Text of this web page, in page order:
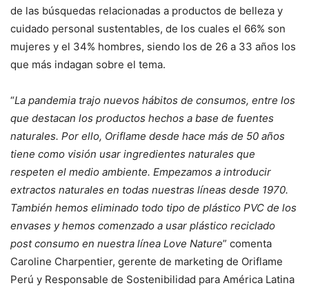
de las búsquedas relacionadas a productos de belleza y
cuidado personal sustentables, de los cuales el 66% son
mujeres y el 34% hombres, siendo los de 26 a 33 años los
que más indagan sobre el tema.
“La pandemia trajo nuevos hábitos de consumos, entre los
que destacan los productos hechos a base de fuentes
naturales. Por ello, Oriflame desde hace más de 50 años
tiene como visión usar ingredientes naturales que
respeten el medio ambiente. Empezamos a introducir
extractos naturales en todas nuestras líneas desde 1970.
También hemos eliminado todo tipo de plástico PVC de los
envases y hemos comenzado a usar plástico reciclado
post consumo en nuestra línea Love Nature” comenta
Caroline Charpentier, gerente de marketing de Oriflame
Perú y Responsable de Sostenibilidad para América Latina